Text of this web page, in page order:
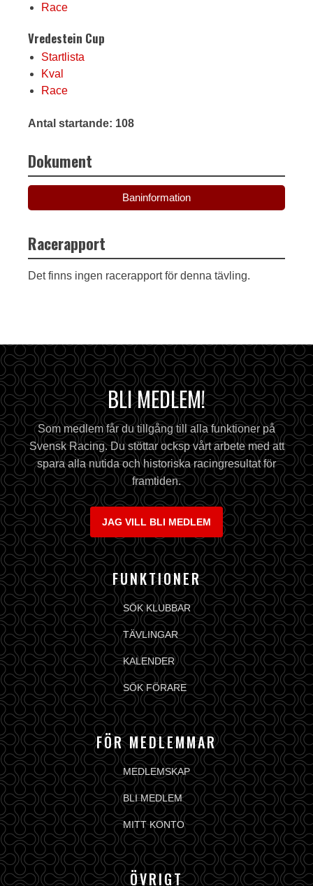
Race
Vredestein Cup
Startlista
Kval
Race
Antal startande: 108
Dokument
Baninformation
Racerapport
Det finns ingen racerapport för denna tävling.
BLI MEDLEM!
Som medlem får du tillgång till alla funktioner på
Svensk Racing. Du stöttar ocksp vårt arbete med att
spara alla nutida och historiska racingresultat för
framtiden.
JAG VILL BLI MEDLEM
FUNKTIONER
SÖK KLUBBAR
TÄVLINGAR
KALENDER
SÖK FÖRARE
FÖR MEDLEMMAR
MEDLEMSKAP
BLI MEDLEM
MITT KONTO
ÖVRIGT